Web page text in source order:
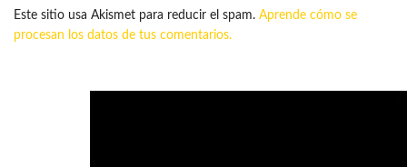
Este sitio usa Akismet para reducir el spam. Aprende cómo se
procesan los datos de tus comentarios.